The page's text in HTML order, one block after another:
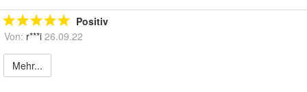
Positiv
Von: r***i 26.09.22
Mehr...